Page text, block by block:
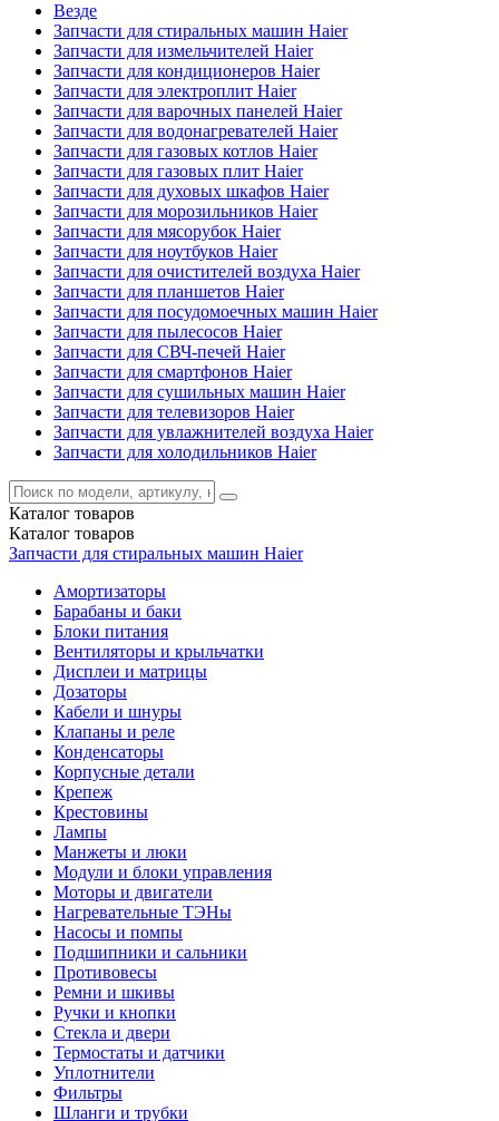
Везде
Запчасти для стиральных машин Haier
Запчасти для измельчителей Haier
Запчасти для кондиционеров Haier
Запчасти для электроплит Haier
Запчасти для варочных панелей Haier
Запчасти для водонагревателей Haier
Запчасти для газовых котлов Haier
Запчасти для газовых плит Haier
Запчасти для духовых шкафов Haier
Запчасти для морозильников Haier
Запчасти для мясорубок Haier
Запчасти для ноутбуков Haier
Запчасти для очистителей воздуха Haier
Запчасти для планшетов Haier
Запчасти для посудомоечных машин Haier
Запчасти для пылесосов Haier
Запчасти для СВЧ-печей Haier
Запчасти для смартфонов Haier
Запчасти для сушильных машин Haier
Запчасти для телевизоров Haier
Запчасти для увлажнителей воздуха Haier
Запчасти для холодильников Haier
Каталог товаров
Каталог товаров
Запчасти для стиральных машин Haier
Амортизаторы
Барабаны и баки
Блоки питания
Вентиляторы и крыльчатки
Дисплеи и матрицы
Дозаторы
Кабели и шнуры
Клапаны и реле
Конденсаторы
Корпусные детали
Крепеж
Крестовины
Лампы
Манжеты и люки
Модули и блоки управления
Моторы и двигатели
Нагревательные ТЭНы
Насосы и помпы
Подшипники и сальники
Противовесы
Ремни и шкивы
Ручки и кнопки
Стекла и двери
Термостаты и датчики
Уплотнители
Фильтры
Шланги и трубки